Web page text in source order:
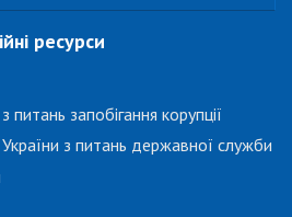
ресурси
питань запобігання корупції
з питань державної служби